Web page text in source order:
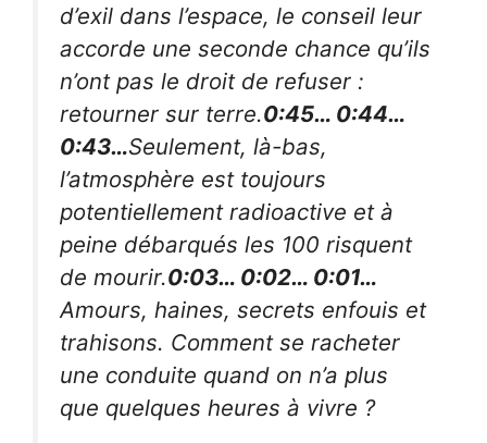
d’exil dans l’espace, le conseil leur
accorde une seconde chance qu’ils
n’ont pas le droit de refuser :
retourner sur terre.0:45… 0:44…
0:43…Seulement, là-bas,
l’atmosphère est toujours
potentiellement radioactive et à
peine débarqués les 100 risquent
de mourir.0:03… 0:02… 0:01…
Amours, haines, secrets enfouis et
trahisons. Comment se racheter
une conduite quand on n’a plus
que quelques heures à vivre ?